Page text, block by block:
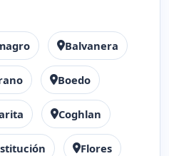
Balvanera
Boedo
Coghlan
Flores